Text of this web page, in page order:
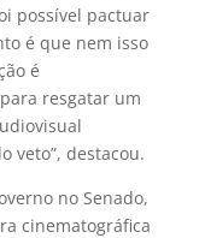
possível pactuar
é que nem isso
é
resgatar um
veto”, destacou.
no Senado,
cinematográfica